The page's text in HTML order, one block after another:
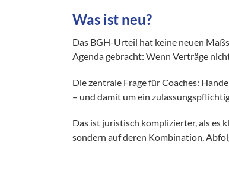
Was ist neu?
Das BGH-Urteil hat keine neuen
Agenda gebracht: Wenn Verträge
Die zentrale Frage für Coaches:
– und damit um ein
Das ist juristisch komplizierter, als es
sondern auf deren Kombination,